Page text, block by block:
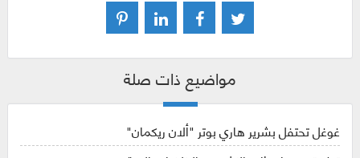
مواضيع ذات صلة
غوغل تحتفل بشرير هاري بوتر "ألان ريكمان"